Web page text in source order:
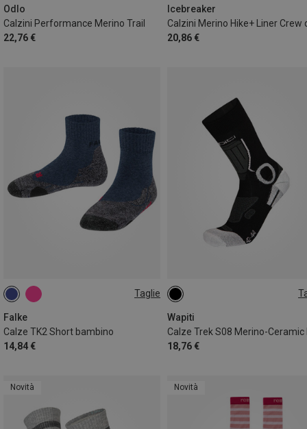
Odlo
Calzini Performance Merino Trail
22,76 €
45|46|47
Icebreaker
20,86 €
Taglie
Falke
Calze TK2 Short bambino
14,84 €
27|28|29|30
35|36|37|38
Wapiti
Calze Trek S08 Merino-Ceramic
18,76 €
42|43|44
Novità Novità